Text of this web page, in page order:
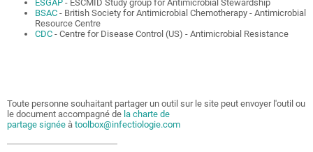
ESGAP - ESCMID Study group for Antimicrobial Stewardship
BSAC - British Society for Antimicrobial Chemotherapy - Antimicrobial
Resource Centre
CDC - Centre for Disease Control (US) - Antimicrobial Resistance
Toute personne souhaitant partager un outil sur le site peut envoyer l'outil ou
le document accompagné de la charte de
partage signée à toolbox@infectiologie.com